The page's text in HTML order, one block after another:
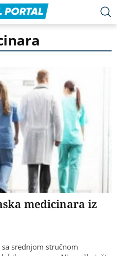
medicinara iz
srednjom stručnom